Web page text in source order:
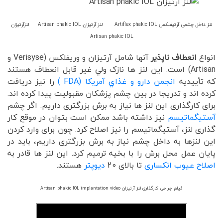
لنز داخل چشمی آرتیفلکس Artiflex phakic IOL لنز آرتیزان Artisan phakic IOL لنزآرتیزان
Artisan phakic IOL
انواع انعطاف ناپذیر
آنها شامل آرتیزان و وریفلکس (Verisyse و
Artisan) است. این لنز ها نازک ولي غير قابل انعطاف هستند
که تأييديه انجمن دارو و غذاي آمريکا (FDA )
را نيز دريافت
کرده اند و تدريجا در بين چشم پزشکان مقبوليت پيدا کرده اند.
برای کارگذاری این لنز ها نیاز به برش بزرگتری داریم. اگر چشم
آستیگماتیسم نیز داشته باشد ممکن است بتوان در موقع کار
گذاری لنز، آستیگماتیسم را نیز اصلاح کرد. چون برای وارد کردن
این لنزها به داخل چشم نیاز به برش بزرگتری داریم، باید در
پایان عمل محل برش را با بخیه ترمیم کرد. این لنز ها قادر به
اصلاح عیوب انکساریتا بالای 20 دیوپترهستند.
فیلم جراحی کارگذاری لنز آرتیزان Artisan phakic IOL implantation video